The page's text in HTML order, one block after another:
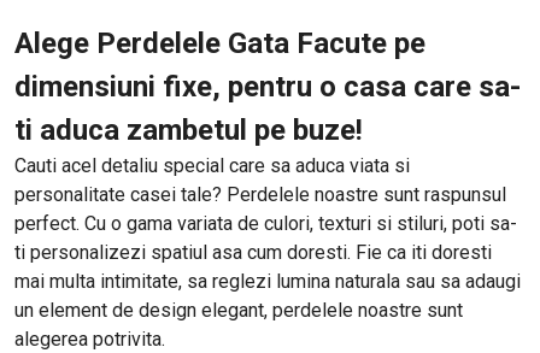
Alege Perdelele Gata Facute pe
dimensiuni fixe, pentru o casa care sa-
ti aduca zambetul pe buze!
Cauti acel detaliu special care sa aduca viata si
personalitate casei tale? Perdelele noastre sunt raspunsul
perfect. Cu o gama variata de culori, texturi si stiluri, poti sa-
ti personalizezi spatiul asa cum doresti. Fie ca iti doresti
mai multa intimitate, sa reglezi lumina naturala sau sa adaugi
un element de design elegant, perdelele noastre sunt
alegerea potrivita.